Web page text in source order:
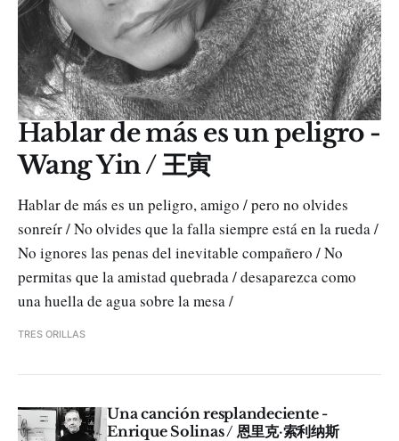
Hablar de más es un peligro -
Wang Yin / 王寅
Hablar de más es un peligro, amigo / pero no olvides
sonreír / No olvides que la falla siempre está en la rueda /
No ignores las penas del inevitable compañero / No
permitas que la amistad quebrada / desaparezca como
una huella de agua sobre la mesa /
TRES ORILLAS
Una canción resplandeciente -
Enrique Solinas / 恩里克·索利纳斯